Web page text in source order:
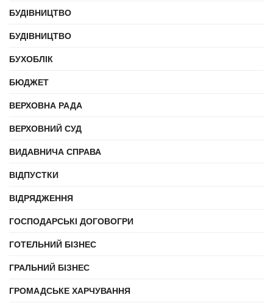
БУДІВНИЦТВО
БУДІВНИЦТВО
БУХОБЛІК
БЮДЖЕТ
ВЕРХОВНА РАДА
ВЕРХОВНИЙ СУД
ВИДАВНИЧА СПРАВА
ВІДПУСТКИ
ВІДРЯДЖЕННЯ
ГОСПОДАРСЬКІ ДОГОВОГРИ
ГОТЕЛЬНИЙ БІЗНЕС
ГРАЛЬНИЙ БІЗНЕС
ГРОМАДСЬКЕ ХАРЧУВАННЯ